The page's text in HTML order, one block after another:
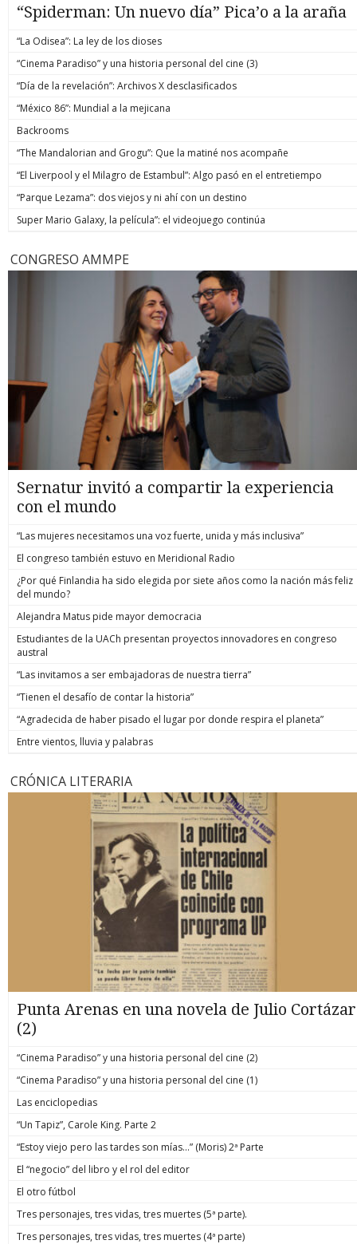
“Spiderman: Un nuevo día” Pica’o a la araña
“La Odisea”: La ley de los dioses
“Cinema Paradiso” y una historia personal del cine (3)
“Día de la revelación”: Archivos X desclasificados
“México 86”: Mundial a la mejicana
Backrooms
“The Mandalorian and Grogu”: Que la matiné nos acompañe
“El Liverpool y el Milagro de Estambul”: Algo pasó en el entretiempo
“Parque Lezama”: dos viejos y ni ahí con un destino
Super Mario Galaxy, la película”: el videojuego continúa
CONGRESO AMMPE
Sernatur invitó a compartir la experiencia
con el mundo
“Las mujeres necesitamos una voz fuerte, unida y más inclusiva”
El congreso también estuvo en Meridional Radio
¿Por qué Finlandia ha sido elegida por siete años como la nación más feliz
del mundo?
Alejandra Matus pide mayor democracia
Estudiantes de la UACh presentan proyectos innovadores en congreso
austral
“Las invitamos a ser embajadoras de nuestra tierra”
“Tienen el desafío de contar la historia”
“Agradecida de haber pisado el lugar por donde respira el planeta”
Entre vientos, lluvia y palabras
CRÓNICA LITERARIA
Punta Arenas en una novela de Julio Cortázar
(2)
“Cinema Paradiso” y una historia personal del cine (2)
“Cinema Paradiso” y una historia personal del cine (1)
Las enciclopedias
“Un Tapiz”, Carole King. Parte 2
“Estoy viejo pero las tardes son mías…” (Moris) 2ª Parte
El “negocio” del libro y el rol del editor
El otro fútbol
Tres personajes, tres vidas, tres muertes (5ª parte).
Tres personajes, tres vidas, tres muertes (4ª parte)